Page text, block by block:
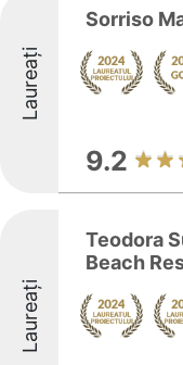
Laureați
Sorriso
9.2
Laureați
Teodora
Beach